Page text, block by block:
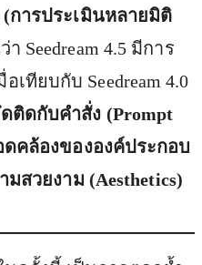
(การประเมินหลายมิติ
Seedream 4.5 มีการ
ทียบกับ Seedream 4.0
ติดกับคำสั่ง (Prompt
คล้องขององค์ประกอบ
มสวยงาม (Aesthetics)